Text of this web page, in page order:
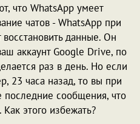
что WhatsApp умеет
чатов - WhatsApp при
восстановить данные. Он
аккаунт Google Drive, по
раз в день. Но если
23 часа назад, то вы при
последние сообщения, что
этого избежать?